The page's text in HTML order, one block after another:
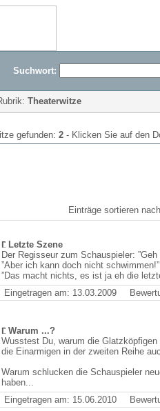
Suchwort:
Theaterwitze
gefunden: 2 - Klicken Sie auf den
Einträge sortieren
Letzte Szene
Der Regisseur zum Schauspieler:
”Aber ich kann doch nicht schwimmen!”
”Das macht nichts, es ist ja eh die
Eingetragen am: 13.03.2009
Warum ...?
Wusstest Du, warum die
die Einarmigen in der zweiten Reihe
Warum schlucken die Schauspieler
haben...
Eingetragen am: 15.06.2010